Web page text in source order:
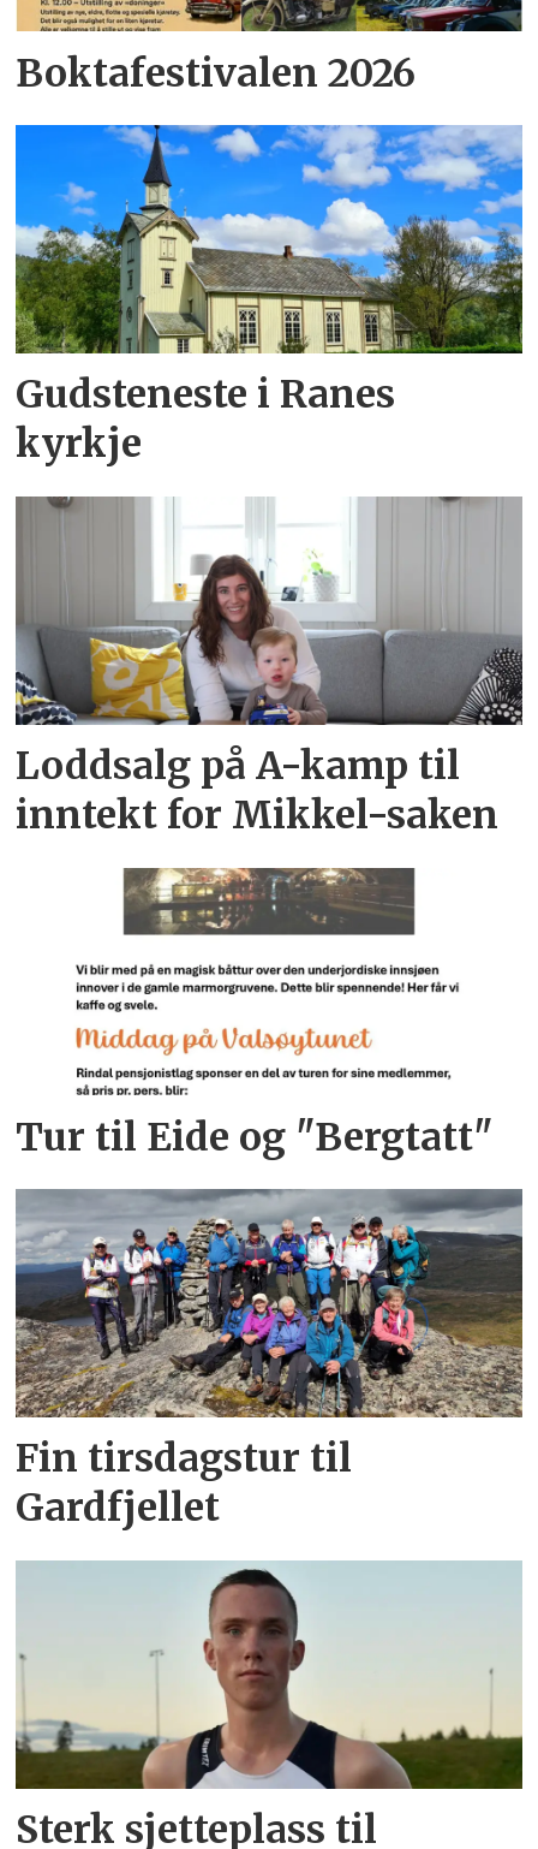
Boktafestivalen 2026
Gudsteneste i Ranes
kyrkje
Loddsalg på A-kamp til
inntekt for Mikkel-saken
Tur til Eide og "Bergtatt"
Fin tirsdagstur til
Gardfjellet
Sterk sjetteplass til